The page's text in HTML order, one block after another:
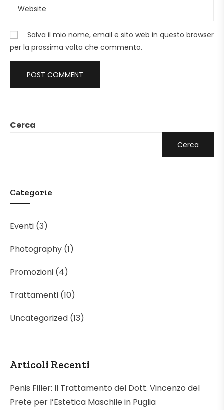
Cerca
Cerca
Categorie
Eventi (3)
Photography (1)
Promozioni (4)
Trattamenti (10)
Uncategorized (13)
Articoli Recenti
Penis Filler: Il Trattamento del Dott. Vincenzo del
Prete per l’Estetica Maschile in Puglia
Salva il mio nome, email e sito web in questo browser
per la prossima volta che commento.